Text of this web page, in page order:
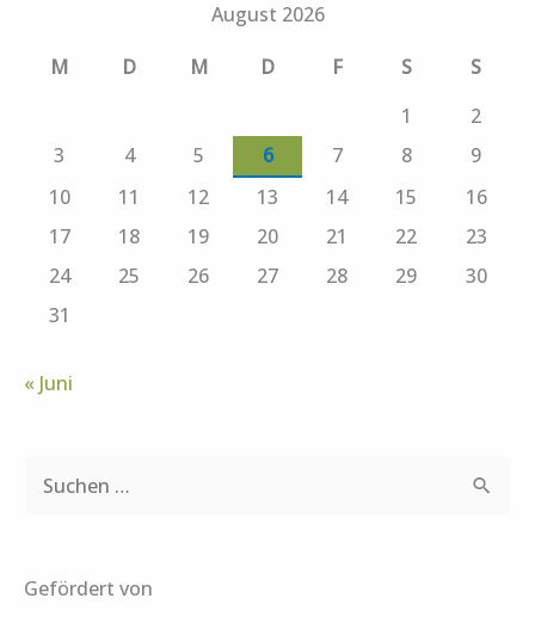
August 2026
M
D M D F S
S
1
2
3
4 5 6 7 8
9
10
11 12 13 14 15
16
17
18 19 20 21 22
23
24
25 26 27 28 29
30
31
« Juni
h
Gefördert von